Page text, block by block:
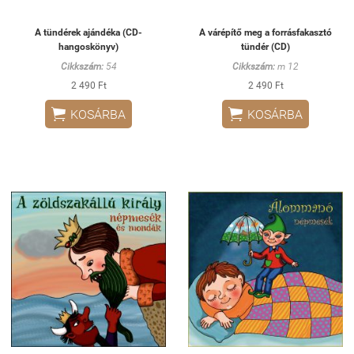
A tündérek ajándéka (CD-
hangoskönyv)
Cikkszám:54
2 490 Ft
 KOSÁRBA
A várépítő meg a forrásfakasztó
tündér (CD)
Cikkszám: m 12
2 490 Ft
 KOSÁRBA